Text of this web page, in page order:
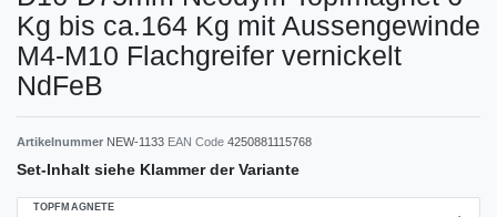
Kg bis ca.164 Kg mit Aussengewinde
M4-M10 Flachgreifer vernickelt
NdFeB
Artikelnummer NEW-1133 EAN Code 4250881115768
Set-Inhalt siehe Klammer der Variante
TOPFMAGNETE